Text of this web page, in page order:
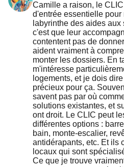
Camille a raison, le
d'entrée essentielle
labyrinthe des aides
c'est que leur
contentent pas de
aident vraiment à
monter les dossiers. En
m'intéresse
logements, et je dois
précieux pour ça.
savent pas par où
solutions existantes, et
ont droit. Le CLIC peut
différentes options :
bain, monte-escalier,
antidérapants, etc. Et ils
locaux qui sont
Ce que je trouve